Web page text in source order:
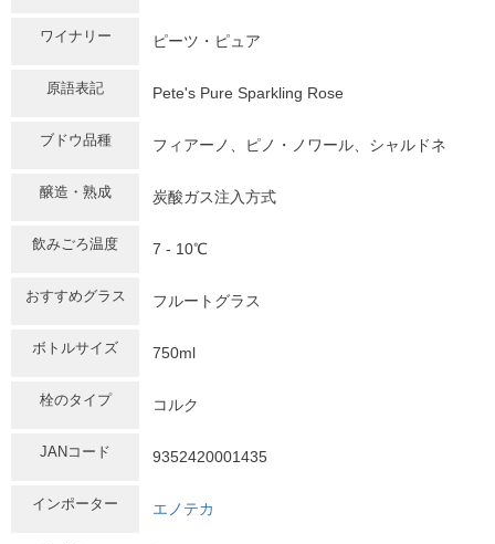
ワイナリー ピーツ・ピュア
原語表記 Pete's Pure Sparkling Rose
ブドウ品種 フィアーノ、ピノ・ノワール、シャルドネ
醸造・熟成 炭酸ガス注入方式
飲みごろ温度 7 - 10℃
おすすめグラス フルートグラス
ボトルサイズ 750ml
栓のタイプ コルク
JANコード 9352420001435
インポーター エノテカ